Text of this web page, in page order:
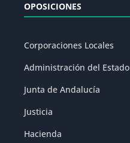
OPOSICIONES
Corporaciones Locales
Administración del Estado
Junta de Andalucía
Justicia
Hacienda